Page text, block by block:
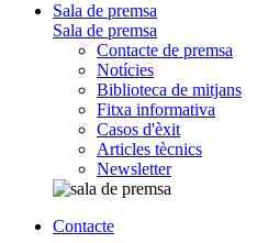
Sala de premsa
Sala de premsa
Contacte de premsa
Notícies
Biblioteca de mitjans
Fitxa informativa
Casos d'èxit
Articles tècnics
Newsletter
Contacte